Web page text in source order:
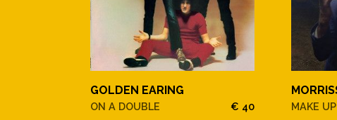
GOLDEN EARING
ON A DOUBLE € 40 MAKE